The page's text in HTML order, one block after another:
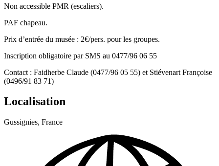
Non accessible PMR (escaliers).
PAF chapeau.
Prix d’entrée du musée : 2€/pers. pour les groupes.
Inscription obligatoire par SMS au 0477/96 06 55
Contact : Faidherbe Claude (0477/96 05 55) et Stiévenart Françoise
(0496/91 83 71)
Localisation
Gussignies, France